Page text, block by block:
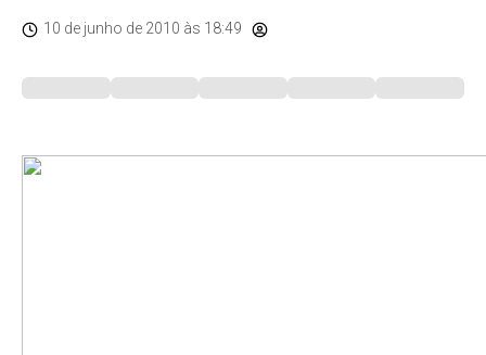
10 de junho de 2010 às 18:49